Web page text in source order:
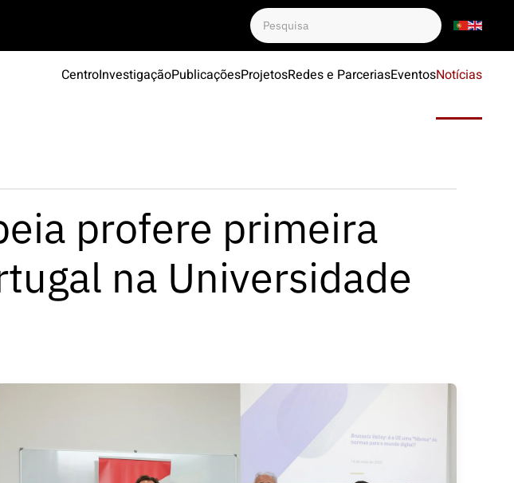
CentroInvestigaçãoPublicaçõesProjetosRedes e ParceriasEventosNotícias
profere primeira
na Universidade